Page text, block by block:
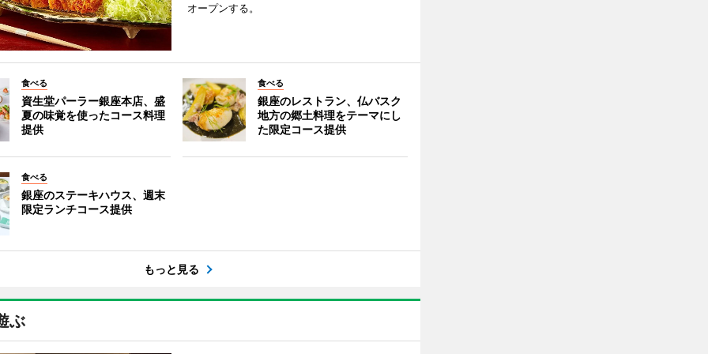
オープンする。
食べる
資生堂パーラー銀座本店、盛
夏の味覚を使ったコース料理
提供
食べる
銀座のレストラン、仏バスク
地方の郷土料理をテーマにし
た限定コース提供
食べる
銀座のステーキハウス、週末
限定ランチコース提供
もっと見る
ぶ